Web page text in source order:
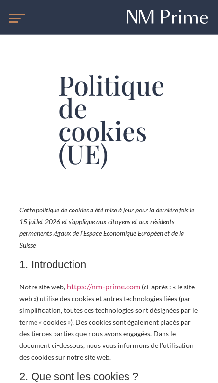
Politique
de
cookies
(UE)
Cette politique de cookies a été mise à jour pour la dernière fois le
15 juillet 2026 et s’applique aux citoyens et aux résidents
permanents légaux de l’Espace Économique Européen et de la
Suisse.
1. Introduction
Notre site web, https://nm-prime.com (ci-après : « le site
web ») utilise des cookies et autres technologies liées (par
simplification, toutes ces technologies sont désignées par le
terme « cookies »). Des cookies sont également placés par
des tierces parties que nous avons engagées. Dans le
document ci-dessous, nous vous informons de l’utilisation
des cookies sur notre site web.
2. Que sont les cookies ?